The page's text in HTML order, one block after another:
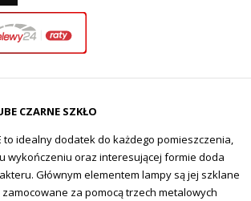
CZARNE SZKŁO
to idealny dodatek do każdego pomieszczenia,
wykończeniu oraz interesującej formie doda
Głównym elementem lampy są jej szklane
za pomocą trzech metalowych